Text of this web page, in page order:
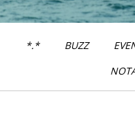
*.* BUZZ